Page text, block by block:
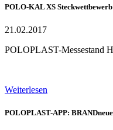
POLO-KAL XS
21.02.2017
POLOPLAST-Messestand
Weiterlesen
POLOPLAST-APP: